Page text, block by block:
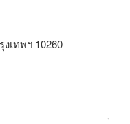
เทพฯ 10260